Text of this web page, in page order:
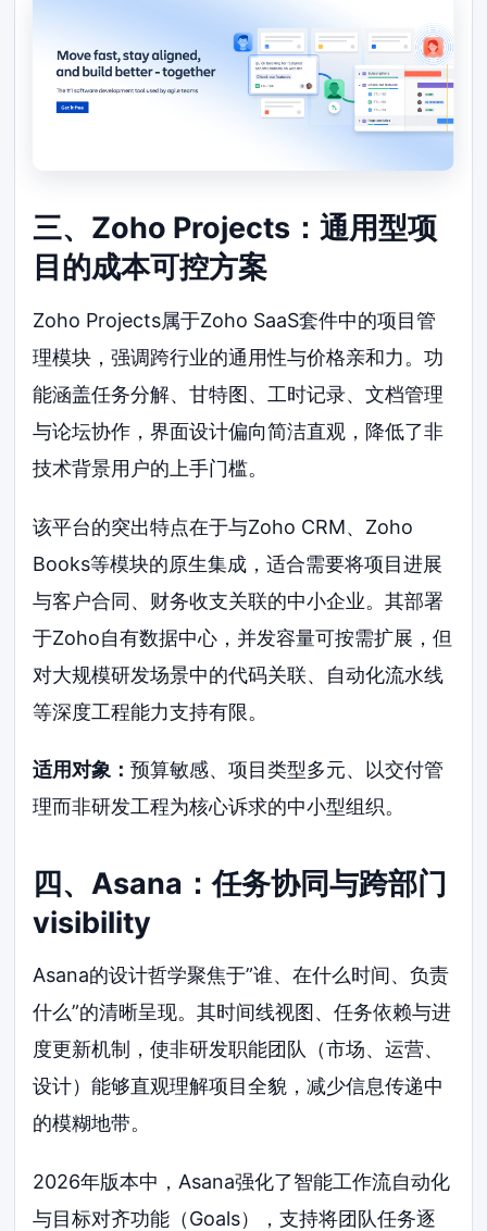
三、Zoho Projects：通用型项
目的成本可控方案
Zoho Projects属于Zoho SaaS套件中的项目管
理模块，强调跨行业的通用性与价格亲和力。功
能涵盖任务分解、甘特图、工时记录、文档管理
与论坛协作，界面设计偏向简洁直观，降低了非
技术背景用户的上手门槛。
该平台的突出特点在于与Zoho CRM、Zoho
Books等模块的原生集成，适合需要将项目进展
与客户合同、财务收支关联的中小企业。其部署
于Zoho自有数据中心，并发容量可按需扩展，但
对大规模研发场景中的代码关联、自动化流水线
等深度工程能力支持有限。
适用对象：预算敏感、项目类型多元、以交付管
理而非研发工程为核心诉求的中小型组织。
四、Asana：任务协同与跨部门
visibility
Asana的设计哲学聚焦于”谁、在什么时间、负责
什么”的清晰呈现。其时间线视图、任务依赖与进
度更新机制，使非研发职能团队（市场、运营、
设计）能够直观理解项目全貌，减少信息传递中
的模糊地带。
2026年版本中，Asana强化了智能工作流自动化
与目标对齐功能（Goals），支持将团队任务逐